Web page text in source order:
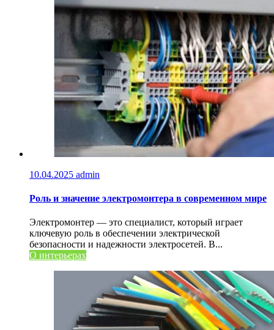
10.04.2025 admin
Роль и значение электромонтера в современном мире
Электромонтер — это специалист, который играет
ключевую роль в обеспечении электрической
безопасности и надежности электросетей. В...
О интерьерах